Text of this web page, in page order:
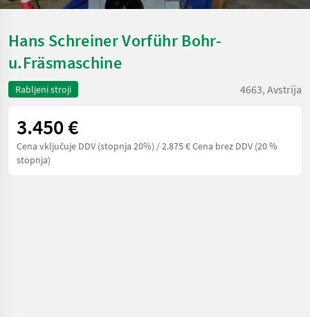
Hans Schreiner Vorführ Bohr-
u.Fräsmaschine
Rabljeni stroji 4663, Avstrija
3.450 €
Cena vključuje DDV (stopnja 20%) / 2.875 € Cena brez DDV (20 %
stopnja)